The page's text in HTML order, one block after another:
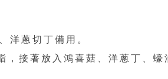
洋蔥切丁備用。
，接著放入鴻喜菇、洋蔥丁、蠔